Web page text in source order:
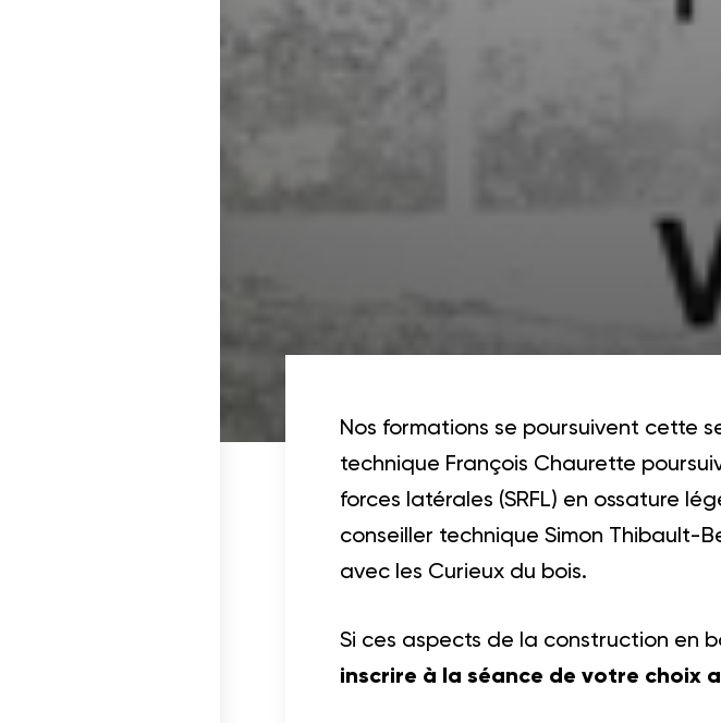
Nos formations se poursuivent cette
technique François Chaurette
forces latérales (SRFL) en ossature
conseiller technique Simon Thibault-
avec les Curieux du bois.
Si ces aspects de la construction en
inscrire à la séance de votre choix